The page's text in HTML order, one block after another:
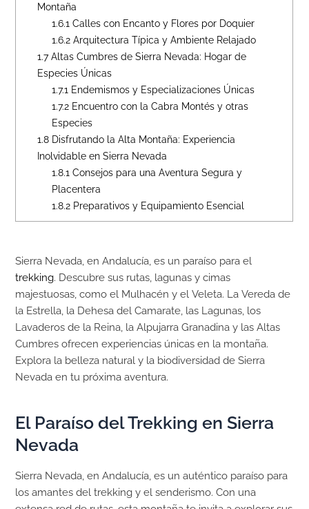
Montaña
1.6.1 Calles con Encanto y Flores por Doquier
1.6.2 Arquitectura Típica y Ambiente Relajado
1.7Altas Cumbres de Sierra Nevada: Hogar de
Especies Únicas
1.7.1 Endemismos y Especializaciones Únicas
1.7.2 Encuentro con la Cabra Montés y otras
Especies
1.8 Disfrutando la Alta Montaña: Experiencia
Inolvidable en Sierra Nevada
1.8.1 Consejos para una Aventura Segura y
Placentera
1.8.2 Preparativos y Equipamiento Esencial
Sierra Nevada, en Andalucía, es un paraíso para el
trekking. Descubre sus rutas, lagunas y cimas
majestuosas, como el Mulhacén y el Veleta. La Vereda de
la Estrella, la Dehesa del Camarate, las Lagunas, los
Lavaderos de la Reina, la Alpujarra Granadina y las Altas
Cumbres ofrecen experiencias únicas en la montaña.
Explora la belleza natural y la biodiversidad de Sierra
Nevada en tu próxima aventura.
El Paraíso del Trekking en Sierra
Nevada
Sierra Nevada, en Andalucía, es un auténtico paraíso para
los amantes del trekking y el senderismo. Con una